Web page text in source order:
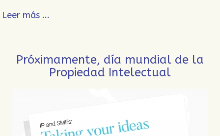
Leer más ...
Próximamente, día mundial de la
Propiedad Intelectual